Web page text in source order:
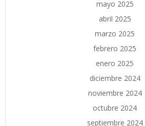
mayo 2025
abril 2025
marzo 2025
febrero 2025
enero 2025
diciembre 2024
noviembre 2024
octubre 2024
septiembre 2024